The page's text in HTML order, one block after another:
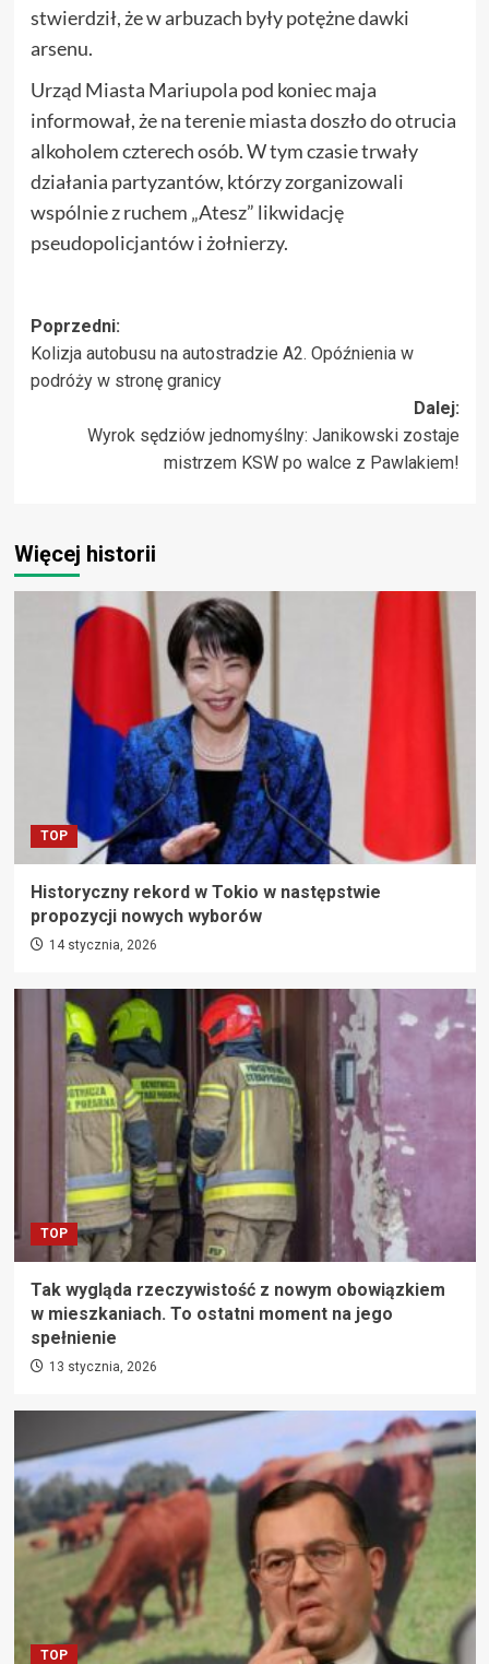
stwierdził, że w arbuzach były potężne dawki
arsenu.
Urząd Miasta Mariupola pod koniec maja
informował, że na terenie miasta doszło do otrucia
alkoholem czterech osób. W tym czasie trwały
działania partyzantów, którzy zorganizowali
wspólnie z ruchem „Atesz” likwidację
pseudopolicjantów i żołnierzy.
Zobacz
wpisy
Poprzedni:
Kolizja autobusu na autostradzie A2. Opóźnienia w
podróży w stronę granicy
Dalej:
Wyrok sędziów jednomyślny: Janikowski zostaje
mistrzem KSW po walce z Pawlakiem!
Więcej historii
TOP
Historyczny rekord w Tokio w następstwie
propozycji nowych wyborów
14 stycznia, 2026
TOP
Tak wygląda rzeczywistość z nowym obowiązkiem
w mieszkaniach. To ostatni moment na jego
spełnienie
13 stycznia, 2026
TOP